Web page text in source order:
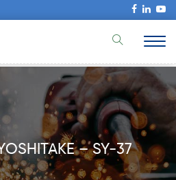
– SY-37